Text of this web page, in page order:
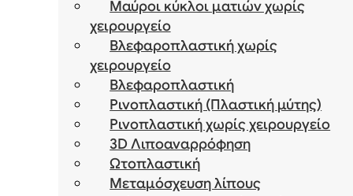
Μαύροι κύκλοι ματιών χωρίς
χειρουργείο
Βλεφαροπλαστική χωρίς
χειρουργείο
Βλεφαροπλαστική
Ρινοπλαστική (Πλαστική μύτης)
Ρινοπλαστική χωρίς χειρουργείο
3D Λιποαναρρόφηση
Ωτοπλαστική
Μεταμόσχευση λίπους